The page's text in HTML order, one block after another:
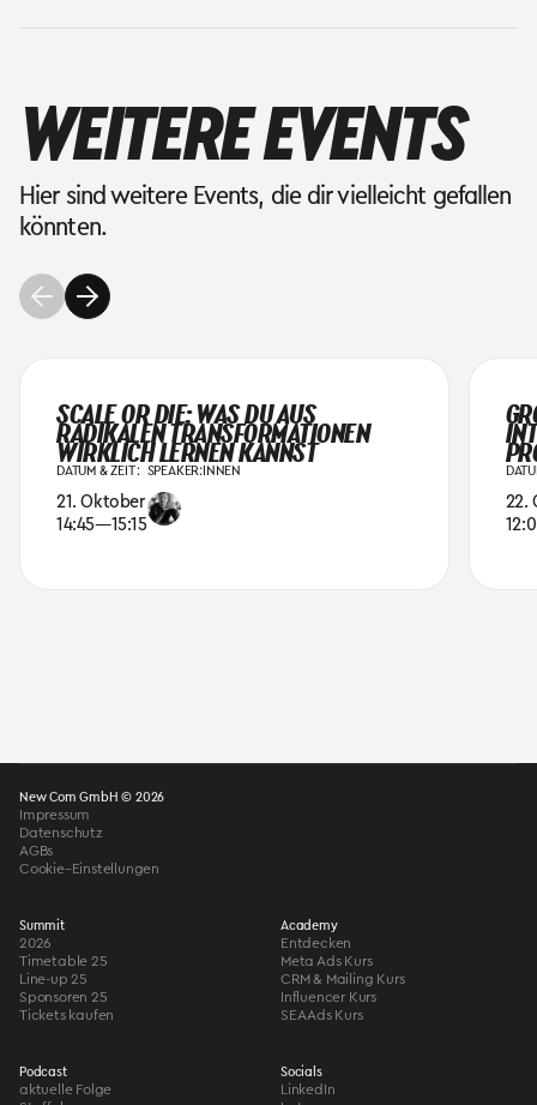
WEITERE EVENTS
Hier sind weitere Events, die dir vielleicht gefallen
könnten.
SCALE OR DIE: WAS DU AUS
RADIKALEN TRANSFORMATIONEN
WIRKLICH LERNEN KANNST
DATUM & ZEIT :
21. Oktober
14:45—15:15
SPEAKER:INNEN
22.
New Com GmbH © 2026
Impressum
Datenschutz
AGBs
Cookie–Einstellungen
Summit
2026
Timetable 25
Line-up 25
Sponsoren 25
Tickets kaufen
Academy
Entdecken
Meta Ads Kurs
CRM & Mailing Kurs
Influencer Kurs
SEA Ads Kurs
Podcast
aktuelle Folge
Socials
LinkedIn